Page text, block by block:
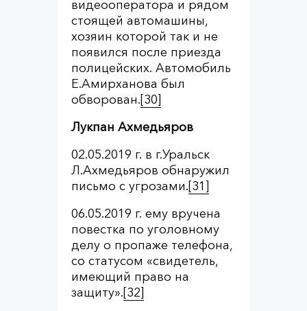
видеооператора и рядом
стоящей автомашины,
хозяин которой так и не
появился после приезда
полицейских. Автомобиль
Е.Амирханова был
обворован.[30]
Лукпан Ахмедьяров
02.05.2019 г. в г.Уральск
Л.Ахмедьяров обнаружил
письмо с угрозами.[31]
06.05.2019 г. ему вручена
повестка по уголовному
делу о пропаже телефона,
со статусом «свидетель,
имеющий право на
защиту».[32]